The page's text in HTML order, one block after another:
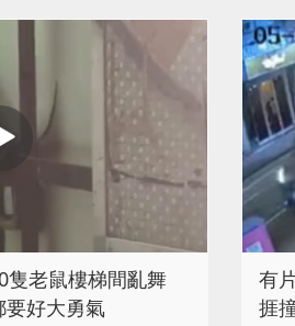
隻老鼠樓梯間亂舞
好大勇氣
有
捱